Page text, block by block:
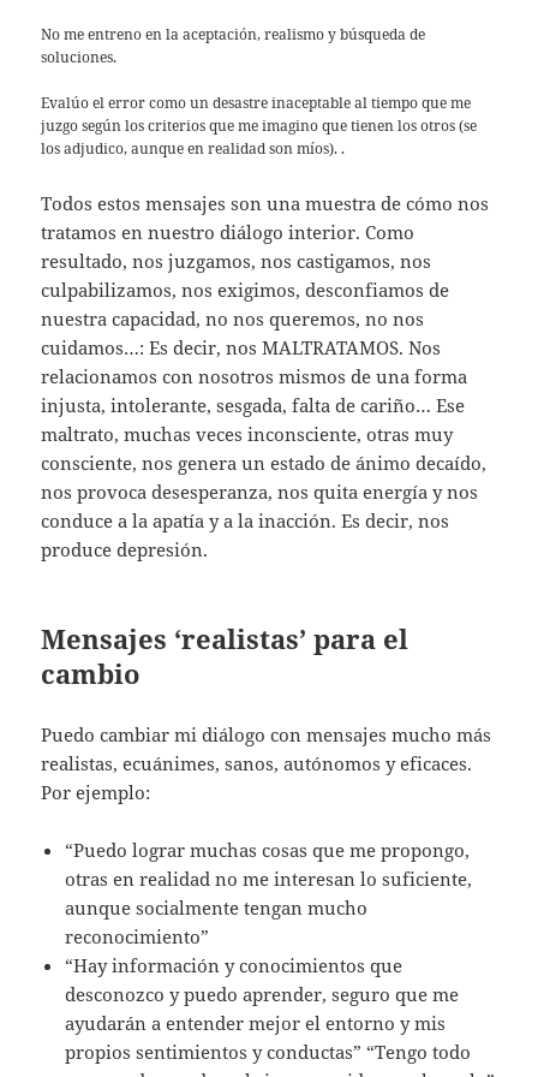
No me entreno en la aceptación, realismo y búsqueda de
soluciones.
Evalúo el error como un desastre inaceptable al tiempo que me
juzgo según los criterios que me imagino que tienen los otros (se
los adjudico, aunque en realidad son míos). .
Todos estos mensajes son una muestra de cómo nos
tratamos en nuestro diálogo interior. Como
resultado, nos juzgamos, nos castigamos, nos
culpabilizamos, nos exigimos, desconfiamos de
nuestra capacidad, no nos queremos, no nos
cuidamos…: Es decir, nos MALTRATAMOS. Nos
relacionamos con nosotros mismos de una forma
injusta, intolerante, sesgada, falta de cariño… Ese
maltrato, muchas veces inconsciente, otras muy
consciente, nos genera un estado de ánimo decaído,
nos provoca desesperanza, nos quita energía y nos
conduce a la apatía y a la inacción. Es decir, nos
produce depresión.
Mensajes ‘realistas’ para el
cambio
Puedo cambiar mi diálogo con mensajes mucho más
realistas, ecuánimes, sanos, autónomos y eficaces.
Por ejemplo:
“Puedo lograr muchas cosas que me propongo,
otras en realidad no me interesan lo suficiente,
aunque socialmente tengan mucho
reconocimiento”
“Hay información y conocimientos que
desconozco y puedo aprender, seguro que me
ayudarán a entender mejor el entorno y mis
propios sentimientos y conductas” “Tengo todo